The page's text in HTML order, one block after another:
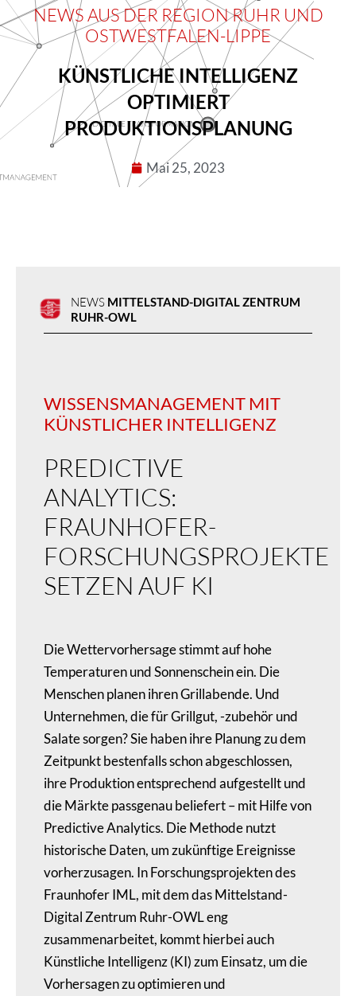
NEWS AUS DER RE­GION RUHR UND
OSTWEST­FALEN-LIPPE
KÜNSTLICHE INTELLIGENZ
OPTIMIERT
PRODUKTIONSPLANUNG
Mai 25, 2023
NEWS MITTEL­STAND-DIGITAL ZENTRUM
RUHR-OWL
WISSENSMANAGEMENT MIT
KÜNSTLICHER INTELLIGENZ
PREDICTIVE
ANALYTICS:
FRAUNHOFER-
FORSCHUNGSPROJEKTE
SETZEN AUF KI
Die Wettervorhersage stimmt auf hohe
Temperaturen und Sonnenschein ein. Die
Menschen planen ihren Grillabende. Und
Unternehmen, die für Grillgut, -zubehör und
Salate sorgen? Sie haben ihre Planung zu dem
Zeitpunkt bestenfalls schon abgeschlossen,
ihre Produktion entsprechend aufgestellt und
die Märkte passgenau beliefert – mit Hilfe von
Predictive Analytics. Die Methode nutzt
historische Daten, um zukünftige Ereignisse
vorherzusagen. In Forschungsprojekten des
Fraunhofer IML, mit dem das Mittelstand-
Digital Zentrum Ruhr-OWL eng
zusammenarbeitet, kommt hierbei auch
Künstliche Intelligenz (KI) zum Einsatz, um die
Vorhersagen zu optimieren und